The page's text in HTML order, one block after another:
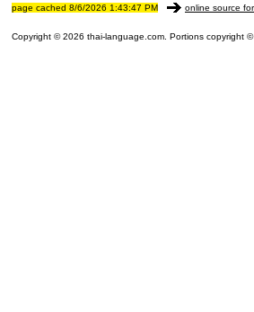
page cached 8/6/2026 1:43:47 PM online source
Copyright © 2026 thai-language.com. Portions copyright